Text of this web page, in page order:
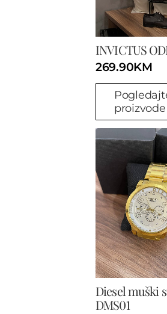
INVICTUS
269.90KM
proizvode
Diesel muški
DMS01